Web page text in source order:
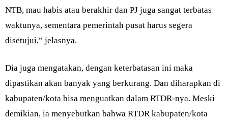
NTB, mau habis atau berakhir dan PJ juga sangat terbatas
waktunya, sementara pemerintah pusat harus segera
disetujui,” jelasnya.
Dia juga mengatakan, dengan keterbatasan ini maka
dipastikan akan banyak yang berkurang. Dan diharapkan di
kabupaten/kota bisa menguatkan dalam RTDR-nya. Meski
demikian, ia menyebutkan bahwa RTDR kabupaten/kota